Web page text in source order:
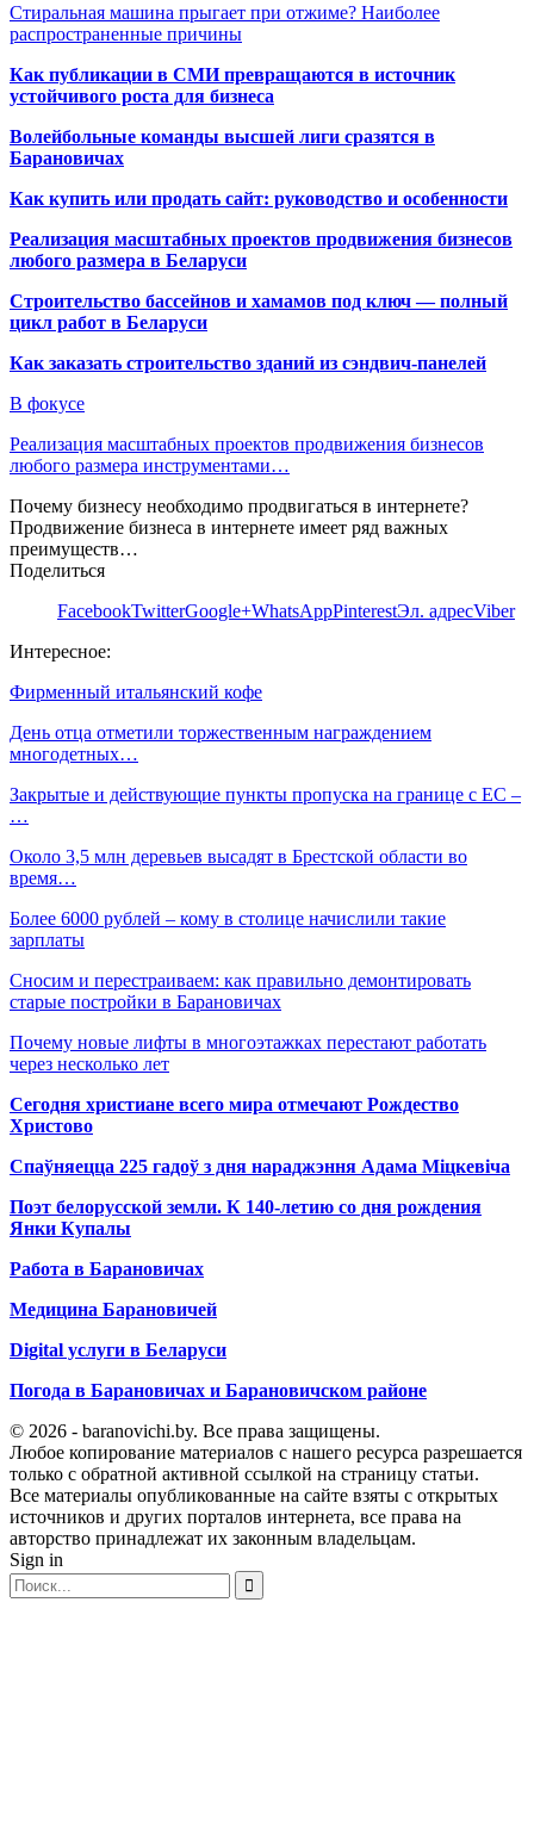
Стиральная машина прыгает при отжиме? Наиболее
распространенные причины
Как публикации в СМИ превращаются в источник
устойчивого роста для бизнеса
Волейбольные команды высшей лиги сразятся в
Барановичах
Как купить или продать сайт: руководство и особенности
Реализация масштабных проектов продвижения бизнесов
любого размера в Беларуси
Строительство бассейнов и хамамов под ключ — полный
цикл работ в Беларуси
Как заказать строительство зданий из сэндвич-панелей
В фокусе
Реализация масштабных проектов продвижения бизнесов
любого размера инструментами…
Почему бизнесу необходимо продвигаться в интернете?
Продвижение бизнеса в интернете имеет ряд важных
преимуществ…
Поделиться
FacebookTwitterGoogle+WhatsAppPinterestЭл. адресViber
Интересное:
Фирменный итальянский кофе
День отца отметили торжественным награждением
многодетных…
Закрытые и действующие пункты пропуска на границе с ЕС –
…
Около 3,5 млн деревьев высадят в Брестской области во
время…
Более 6000 рублей – кому в столице начислили такие
зарплаты
Сносим и перестраиваем: как правильно демонтировать
старые постройки в Барановичах
Почему новые лифты в многоэтажках перестают работать
через несколько лет
Сегодня христиане всего мира отмечают Рождество
Христово
Спаўняецца 225 гадоў з дня нараджэння Адама Міцкевіча
Поэт белорусской земли. К 140-летию со дня рождения
Янки Купалы
Работа в Барановичах
Медицина Барановичей
Digital услуги в Беларуси
Погода в Барановичах и Барановичском районе
© 2026 - baranovichi.by. Все права защищены.
Любое копирование материалов с нашего ресурса разрешается
только с обратной активной ссылкой на страницу статьи.
Все материалы опубликованные на сайте взяты с открытых
источников и других порталов интернета, все права на
авторство принадлежат их законным владельцам.
Sign in